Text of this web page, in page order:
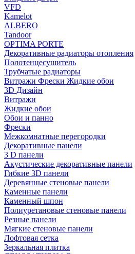
VFD
Kamelot
ALBERO
Tandoor
OPTIMA PORTE
Декоративные радиаторы отопления
Полотенцесушитель
Трубчатые радиаторы
Витражи Фрески Жидкие обои
3D Дизайн
Витражи
Жидкие обои
Обои и панно
Фрески
Межкомнатные перегородки
Декоративные панели
3 D панели
Акустические декоративные панели
Гибкие 3D панели
Деревянные стеновые панели
Каменные панели
Каменный шпон
Полиуретановые стеновые панели
Резные панели
Мягкие стеновые панели
Лофтовая сетка
Зеркальная плитка